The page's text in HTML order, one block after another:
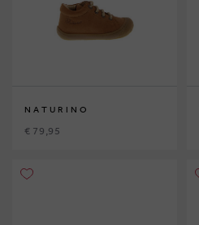
NATURINO
€ 79,95